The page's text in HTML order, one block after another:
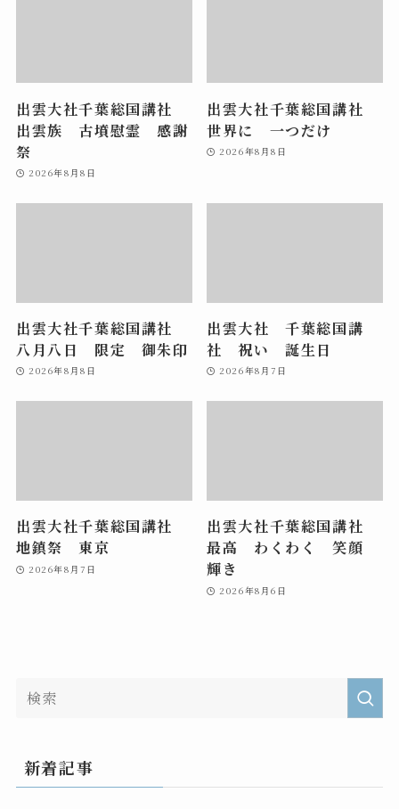
出雲大社千葉総国講社
出雲族 古墳慰霊 感謝
祭
2026年8月8日
出雲大社千葉総国講社
世界に 一つだけ
2026年8月8日
出雲大社千葉総国講社
八月八日 限定 御朱印
2026年8月8日
出雲大社 千葉総国講
社 祝い 誕生日
2026年8月7日
出雲大社千葉総国講社
地鎮祭 東京
2026年8月7日
出雲大社千葉総国講社
最高 わくわく 笑顔
輝き
2026年8月6日
新着記事